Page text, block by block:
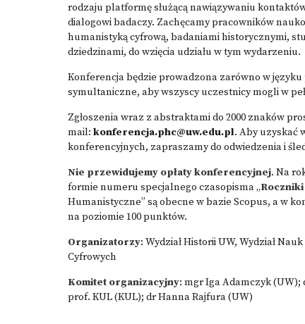
rodzaju platformę służącą nawiązywaniu
dialogowi badaczy. Zachęcamy pracowników
humanistyką cyfrową, badaniami historycznymi,
dziedzinami, do wzięcia udziału w tym wydarzeniu.
Konferencja będzie prowadzona zarówno w
symultaniczne, aby wszyscy uczestnicy mogli w
Zgłoszenia wraz z abstraktami do 2000 znaków
mail: konferencja.phc@uw.edu.pl. Aby uzyskać
konferencyjnych, zapraszamy do odwiedzenia i
Nie przewidujemy opłaty konferencyjnej. Na
formie numeru specjalnego czasopisma „
Humanistyczne” są obecne w bazie Scopus, a w
na poziomie 100 punktów.
Organizatorzy: Wydział Historii UW, Wydział
Cyfrowych
Komitet organizacyjny: mgr Iga Adamczyk
prof. KUL (KUL); dr Hanna Rajfura (UW)